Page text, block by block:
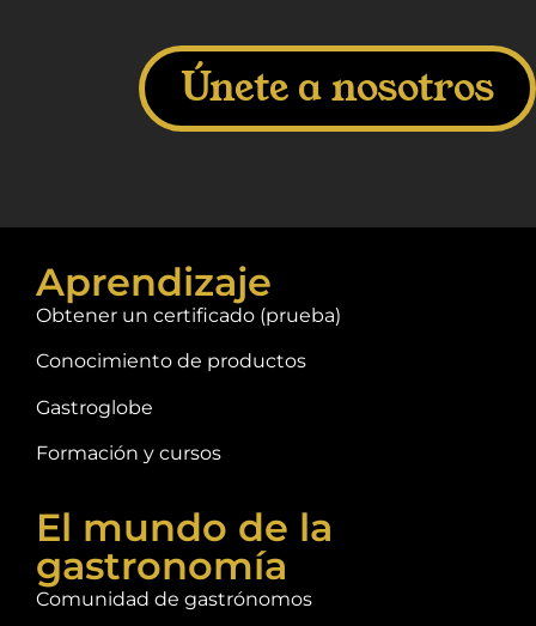
Únete a nosotros
Aprendizaje
Obtener un certificado (prueba)
Conocimiento de productos
Gastroglobe
Formación y cursos
El mundo de la
gastronomía
Comunidad de gastrónomos